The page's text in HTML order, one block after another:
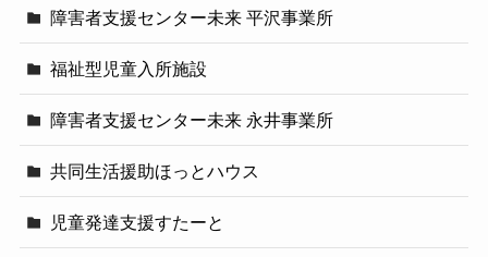
障害者支援センター未来 平沢事業所
福祉型児童入所施設
障害者支援センター未来 永井事業所
共同生活援助ほっとハウス
児童発達支援すたーと